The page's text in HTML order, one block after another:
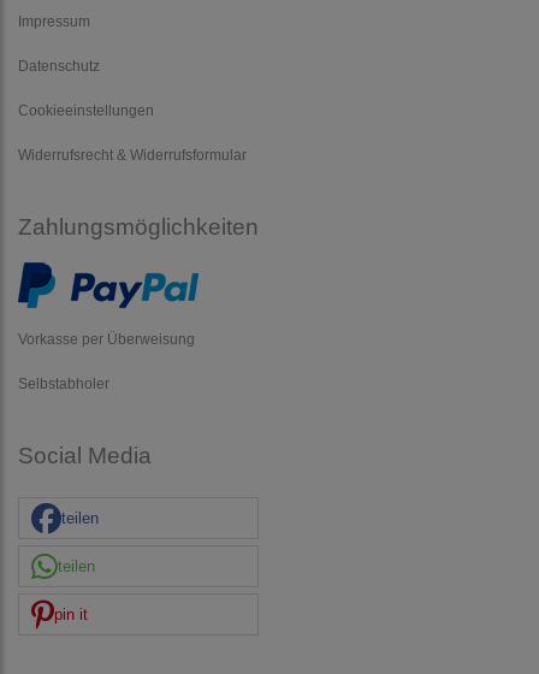
Impressum
Datenschutz
Cookieeinstellungen
Widerrufsrecht & Widerrufsformular
Zahlungsmöglichkeiten
Vorkasse per Überweisung
Selbstabholer
Social Media
teilen
teilen
pin it